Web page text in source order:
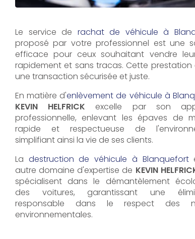
Le service de rachat de véhicule à
proposé par votre professionnel est une
efficace pour ceux souhaitant vendre
rapidement et sans tracas. Cette prestation
une transaction sécurisée et juste.
En matière d'enlèvement de véhicule à
KEVIN HELFRICK excelle par son
professionnelle, enlevant les épaves de
rapide et respectueuse de
simplifiant ainsi la vie de ses clients.
La destruction de véhicule à Blanquefort
autre domaine d'expertise de KEVIN
spécialisent dans le démantèlement
des voitures, garantissant une
responsable dans le respect des
environnementales.